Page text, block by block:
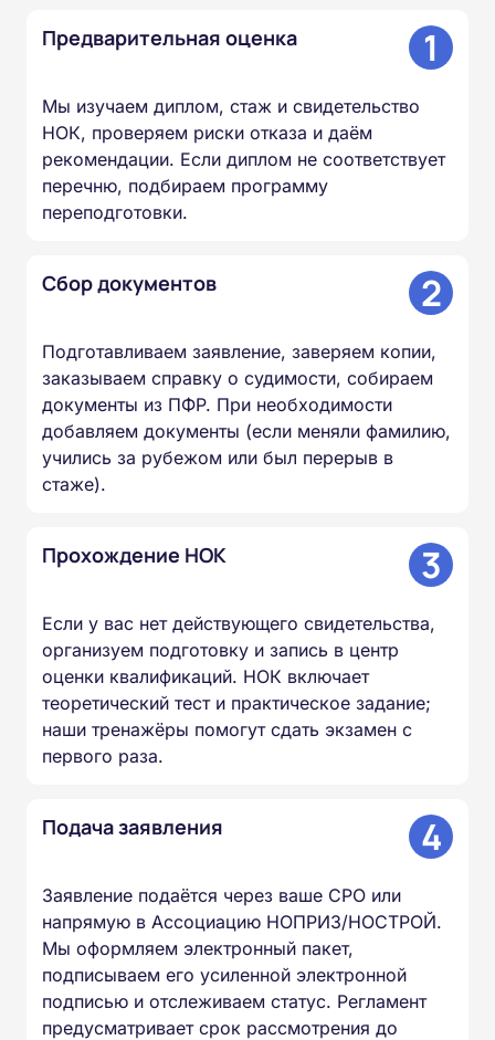
Предварительная оценка 1
Мы изучаем диплом, стаж и свидетельство
НОК, проверяем риски отказа и даём
рекомендации. Если диплом не соответствует
перечню, подбираем программу
переподготовки.
Сбор документов 2
Подготавливаем заявление, заверяем копии,
заказываем справку о судимости, собираем
документы из ПФР. При необходимости
добавляем документы (если меняли фамилию,
учились за рубежом или был перерыв в
стаже).
Прохождение НОК 3
Если у вас нет действующего свидетельства,
организуем подготовку и запись в центр
оценки квалификаций. НОК включает
теоретический тест и практическое задание;
наши тренажёры помогут сдать экзамен с
первого раза.
Подача заявления 4
Заявление подаётся через ваше СРО или
напрямую в Ассоциацию НОПРИЗ/НОСТРОЙ.
Мы оформляем электронный пакет,
подписываем его усиленной электронной
подписью и отслеживаем статус. Регламент
предусматривает срок рассмотрения до